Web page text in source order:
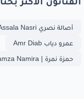
أصالة نصري Assala Nasri
عمرو دياب Amr Diab
حمزة نمرة | Hamza Namira